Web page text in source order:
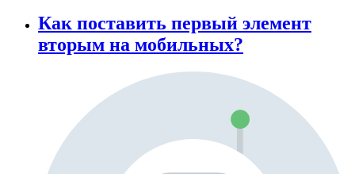
Как поставить первый элемент
вторым на мобильных?